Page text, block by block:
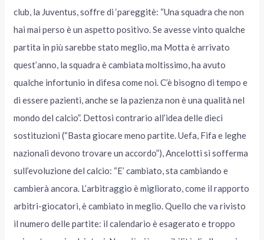
club, la Juventus, soffre di ‘pareggitè: “Una squadra che non
hai mai perso è un aspetto positivo. Se avesse vinto qualche
partita in più sarebbe stato meglio, ma Motta è arrivato
quest’anno, la squadra è cambiata moltissimo, ha avuto
qualche infortunio in difesa come noi. C’è bisogno di tempo e
di essere pazienti, anche se la pazienza non è una qualità nel
mondo del calcio”. Dettosi contrario all’idea delle dieci
sostituzioni (“Basta giocare meno partite. Uefa, Fifa e leghe
nazionali devono trovare un accordo”), Ancelotti si sofferma
sull’evoluzione del calcio: “E’ cambiato, sta cambiando e
cambierà ancora. L’arbitraggio è migliorato, come il rapporto
arbitri-giocatori, è cambiato in meglio. Quello che va rivisto
il numero delle partite: il calendario è esagerato e troppo